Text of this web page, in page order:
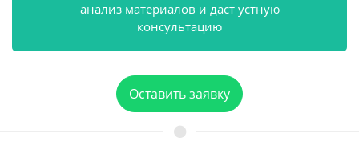
анализ материалов и даст устную
консультацию
Оставить заявку